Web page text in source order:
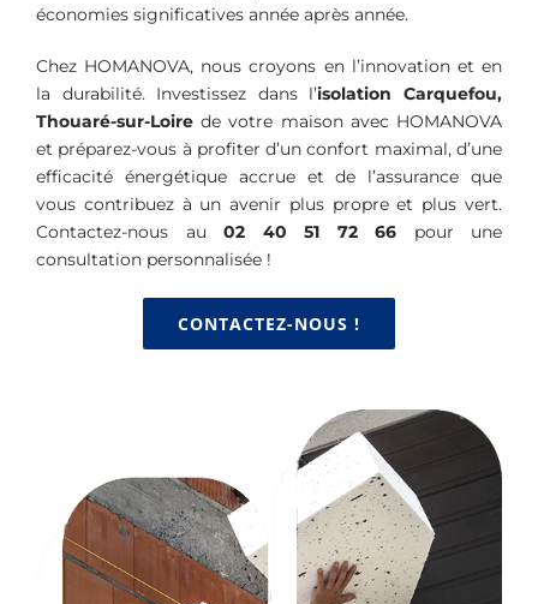
économies significatives année après année.
Chez HOMANOVA, nous croyons en l’innovation et en
la durabilité. Investissez dans l’isolation Carquefou,
Thouaré-sur-Loire de votre maison avec HOMANOVA
et préparez-vous à profiter d’un confort maximal, d’une
efficacité énergétique accrue et de l’assurance que
vous contribuez à un avenir plus propre et plus vert.
Contactez-nous au 02 40 51 72 66 pour une
consultation personnalisée !
CONTACTEZ-NOUS !